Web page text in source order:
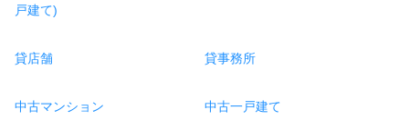
戸建て)
貸店舗 貸事務所
中古マンション 中古一戸建て